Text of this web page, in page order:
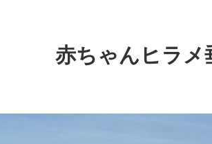
赤ちゃんヒラメ